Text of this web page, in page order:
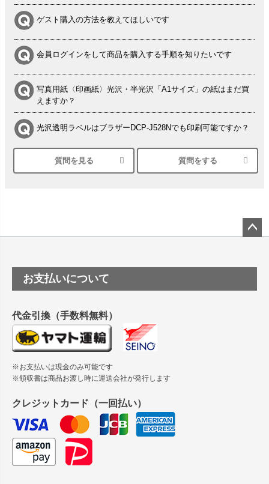
ゲスト購入の方法を教えてほしいです
会員ログインをして商品を購入する手順を知りたいです
写真用紙〈印画紙〉光沢・半光沢「A1サイズ」の紙はまだ買
えますか？
光沢透明ラベルはブラザーDCP-J528Nでも印刷可能ですか？
シルバーペーパーにEPSON EP-30VAで印刷するときの設定
は？
塩ビのロール紙で離型紙が透明の商品はありますか
つや消し半透明ラベルのロールタイプはありますか？
縦420mm×横650mmの包装紙に適した紙はありますか？
質問を見る 質問をする
ップ
お支払いについて
代金引換（手数料無料）
※お支払いは現金のみ可能です
※領収書は商品お渡し時に運送会社が発行します
クレジットカード（一回払い）